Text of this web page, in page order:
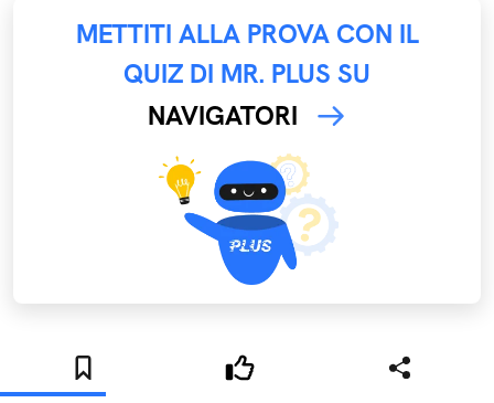
METTITI ALLA PROVA CON IL
QUIZ DI MR. PLUS SU
NAVIGATORI